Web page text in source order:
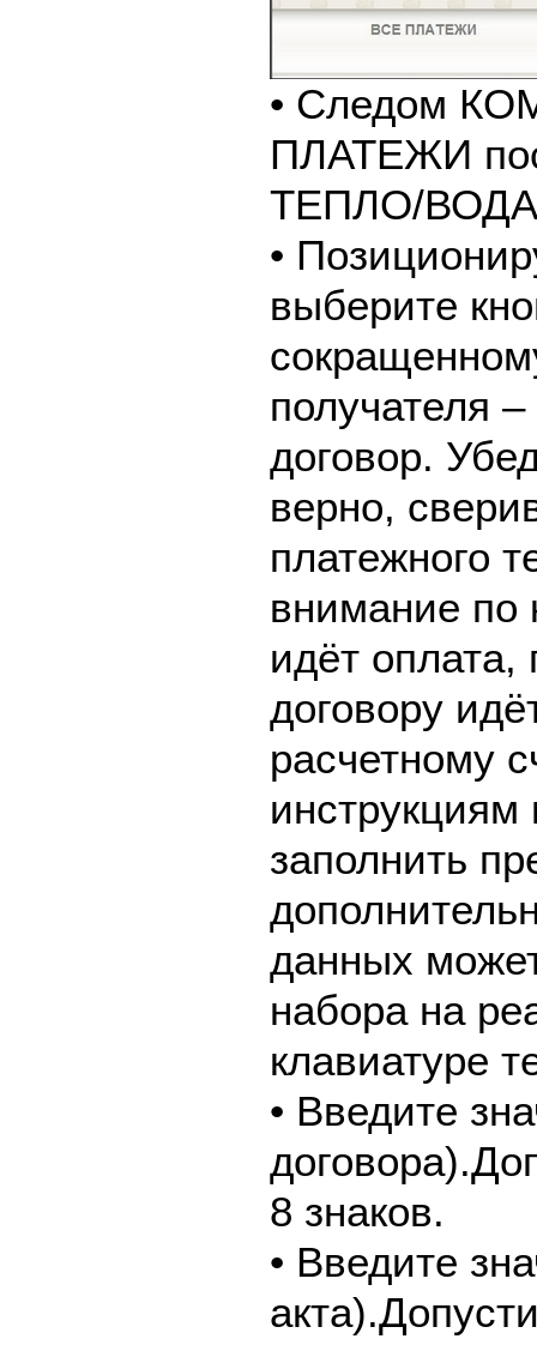
• Следом
ПЛАТЕЖИ
ТЕПЛО/
•
выберите
получателя
договор.
верно,
платежного
внимание по
идёт оплата,
договору
расчетному
инструкциям
заполнить
данных
набора на
клавиатуре
• Введите
8 знаков.
• Введите